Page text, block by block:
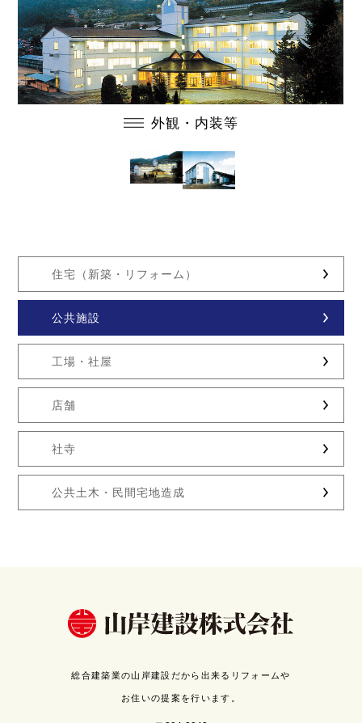
外観・内装等
住宅（新築・リフォーム）
公共施設
工場・社屋
店舗
社寺
公共土木・民間宅地造成
総合建築業の山岸建設だから出来るリフォームや
お住いの提案を行います。